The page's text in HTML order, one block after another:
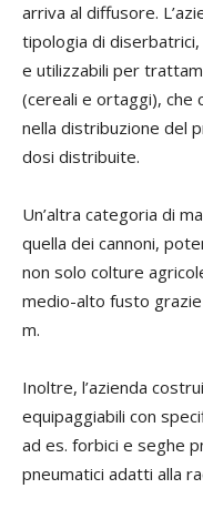
arriva al diffusore.
tipologia di
e utilizzabili per
(cereali e ortaggi), che
nella distribuzione del
dosi distribuite.
Un’altra categoria di
quella dei cannoni,
non solo colture
medio-alto fusto
m.
Inoltre, l’azienda
equipaggiabili con
ad es. forbici e seghe
pneumatici adatti alla